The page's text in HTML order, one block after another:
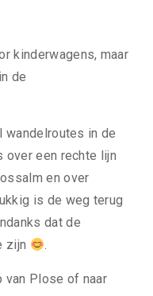
kinderwagens, maar
de
in de
over een rechte lijn
en over
is de weg terug
dat de
zijn
.
van Plose of naar